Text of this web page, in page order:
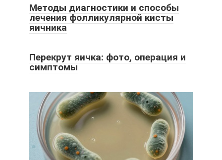
Методы диагностики и способы
лечения фолликулярной кисты
яичника
Перекрут яичка: фото, операция и
симптомы